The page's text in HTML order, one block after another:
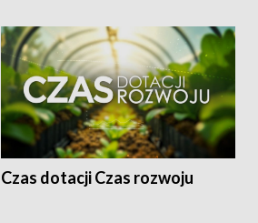
Czas dotacji Czas rozwoju